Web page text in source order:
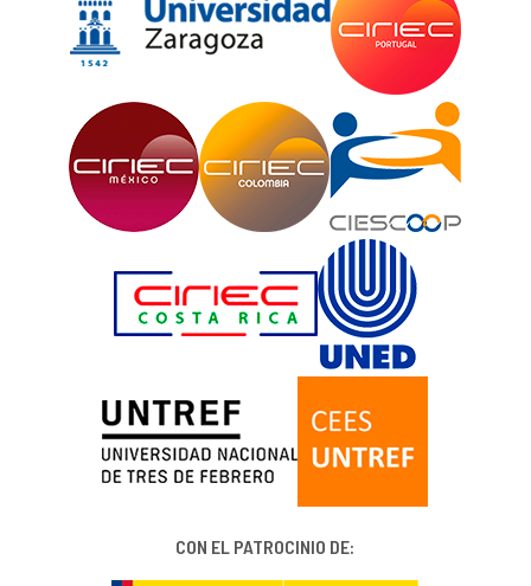
CON EL PATROCINIO DE: